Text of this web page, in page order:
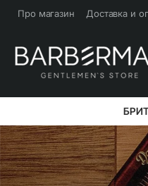
Інтернет-
магазин
бритв
та
чоловічої
косметики
Про магазин Доставка и